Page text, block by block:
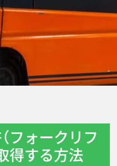
フォークリフ
得する方法